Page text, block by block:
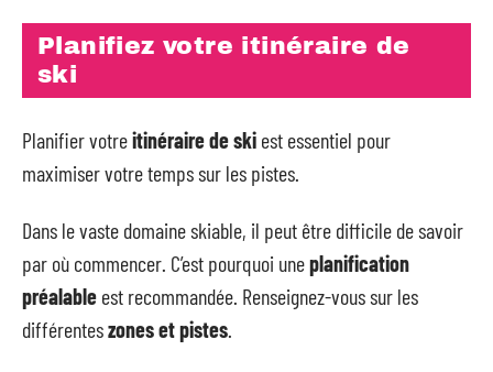
Planifiez votre itinéraire de
ski
Planifier votreitinéraire de ski est essentiel pour
maximiser votre temps sur les pistes.
Dans le vaste domaine skiable, il peut être difficile de savoir
par où commencer. C’est pourquoi uneplanification
préalable est recommandée. Renseignez-vous sur les
différenteszones et pistes.